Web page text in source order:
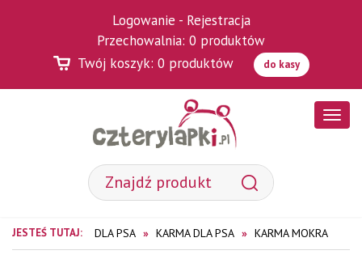
Logowanie - Rejestracja
Przechowalnia: 0 produktów
Twój koszyk: 0 produktów do kasy
JESTEŚ TUTAJ: DLA PSA KARMA DLA PSA KARMA MOKRA